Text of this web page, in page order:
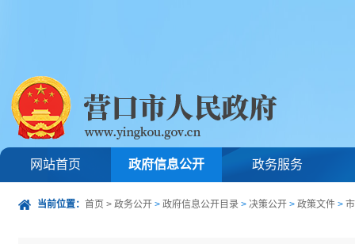
网站首页 政府信息公开 政务服务
当前位置： 首页 > 政务公开 > 政府信息公开目录 > 决策公开 > 政策文件 >